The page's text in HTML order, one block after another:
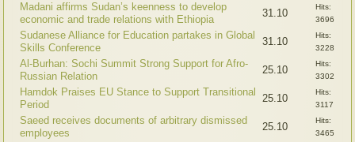
Madani affirms Sudan’s keenness to develop
economic and trade relations with Ethiopia
31.10
Hits:
3696
Sudanese Alliance for Education partakes in Global
Skills Conference
31.10
Hits:
3228
Al-Burhan: Sochi Summit Strong Support for Afro-
Russian Relation
25.10
Hits:
3302
Hamdok Praises EU Stance to Support Transitional
Period
25.10
Hits:
3117
Saeed receives documents of arbitrary dismissed
employees
25.10
Hits:
3465